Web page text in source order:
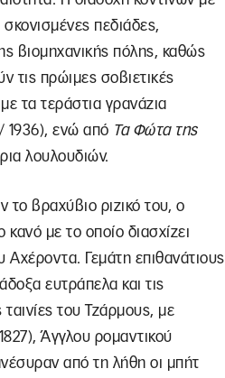
πεδιάδες,
βιομηχανικής πόλης, καθώς
τις πρώιμες σοβιετικές
τα τεράστια γρανάζια
1936), ενώ από Τα Φώτα της
λουλουδιών.
το βραχύβιο ριζικό του, ο
με το οποίο διασχίζει
Γεμάτη επιθανάτιους
ευτράπελα και τις
ταινίες του Τζάρμους, με
Άγγλου ρομαντικού
από τη λήθη οι μπήτ